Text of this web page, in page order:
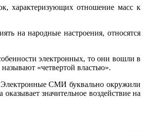
характеризующих отношение масс к
на народные настроения, относятся
электронных, то они вошли в
«четвертой властью».
Электронные СМИ буквально окружили
значительное воздействие на